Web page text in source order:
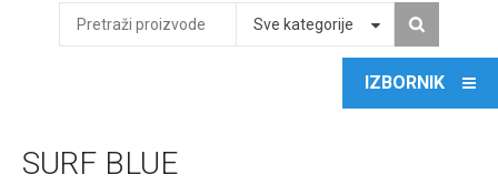
Sve kategorije
SURF BLUE